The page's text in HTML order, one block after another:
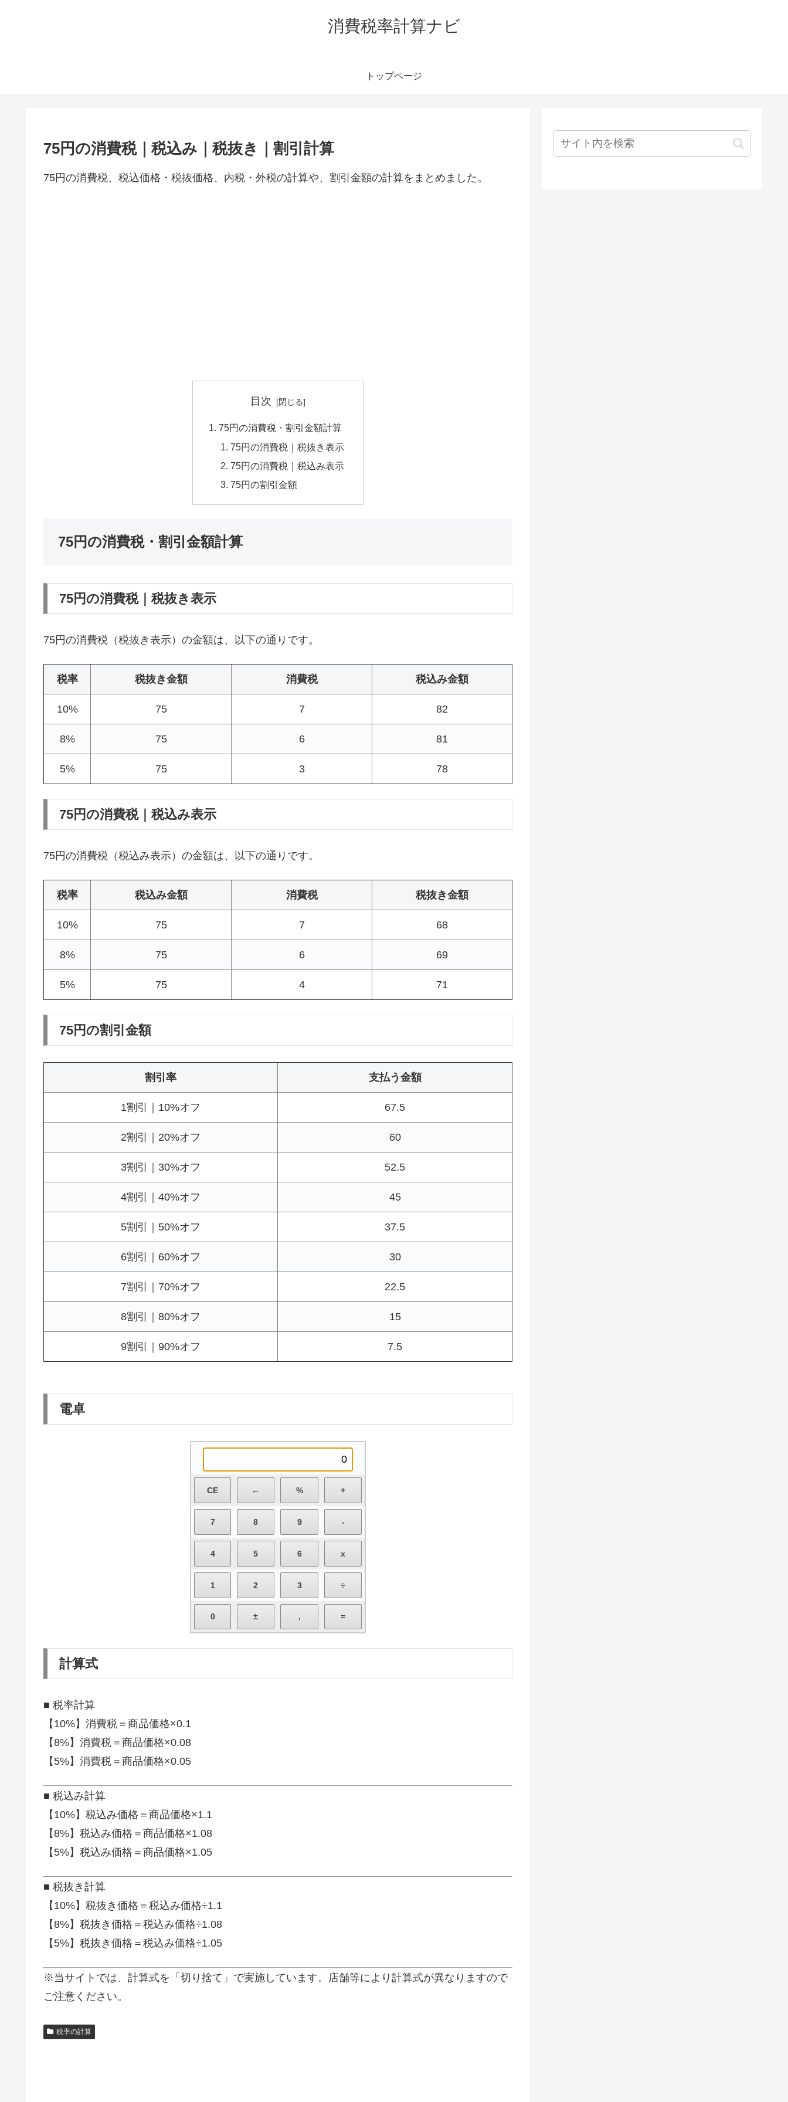
消費税率計算ナビ
トップページ
75円の消費税｜税込み｜税抜き｜割引計算
75円の消費税、税込価格・税抜価格、内税・外税の計算や、割引金額の計算をまとめました。
目次
75円の消費税・割引金額計算
75円の消費税｜税抜き表示
75円の消費税｜税込み表示
75円の割引金額
75円の消費税・割引金額計算
75円の消費税｜税抜き表示
75円の消費税（税抜き表示）の金額は、以下の通りです。
税率 税抜き金額 消費税 税込み金額
10% 75 7 82
8% 75 6 81
5% 75 3 78
75円の消費税｜税込み表示
75円の消費税（税込み表示）の金額は、以下の通りです。
税率 税込み金額 消費税 税抜き金額
10% 75 7 68
8% 75 6 69
5% 75 4 71
75円の割引金額
割引率 支払う金額
1割引｜10%オフ 67.5
2割引｜20%オフ 60
3割引｜30%オフ 52.5
4割引｜40%オフ 45
5割引｜50%オフ 37.5
6割引｜60%オフ 30
7割引｜70%オフ 22.5
8割引｜80%オフ 15
9割引｜90%オフ 7.5
電卓
計算式
■ 税率計算
【10%】消費税＝商品価格×0.1
【8%】消費税＝商品価格×0.08
【5%】消費税＝商品価格×0.05
■ 税込み計算
【10%】税込み価格＝商品価格×1.1
【8%】税込み価格＝商品価格×1.08
【5%】税込み価格＝商品価格×1.05
■ 税抜き計算
【10%】税抜き価格＝税込み価格÷1.1
【8%】税抜き価格＝税込み価格÷1.08
【5%】税抜き価格＝税込み価格÷1.05
※当サイトでは、計算式を「切り捨て」で実施しています。店舗等により計算式が異なりますので
ご注意ください。
税率の計算